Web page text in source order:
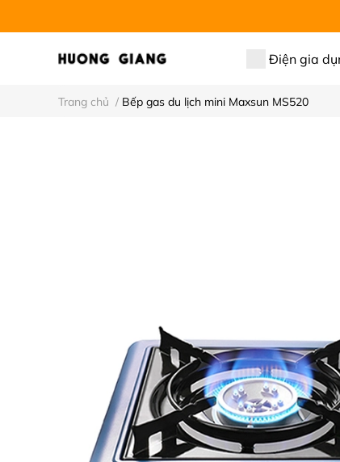
Điện gia
Trang chủ / Bếp gas du lịch mini Maxsun MS520